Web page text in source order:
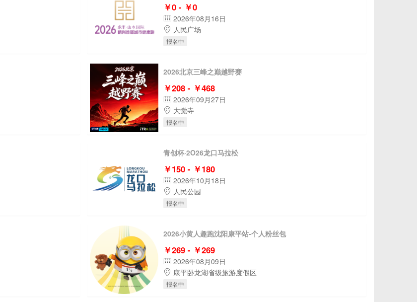
￥0 - ￥0
2026年08月16日
人民广场
报名中
2026北京三峰之巅越野赛
￥208 - ￥468
2026年09月27日
大觉寺
报名中
青创杯·2O26龙口马拉松
￥150 - ￥180
2026年10月18日
人民公园
报名中
2026小黄人趣跑沈阳康平站-个人粉丝包
￥269 - ￥269
2026年08月09日
康平卧龙湖省级旅游度假区
报名中